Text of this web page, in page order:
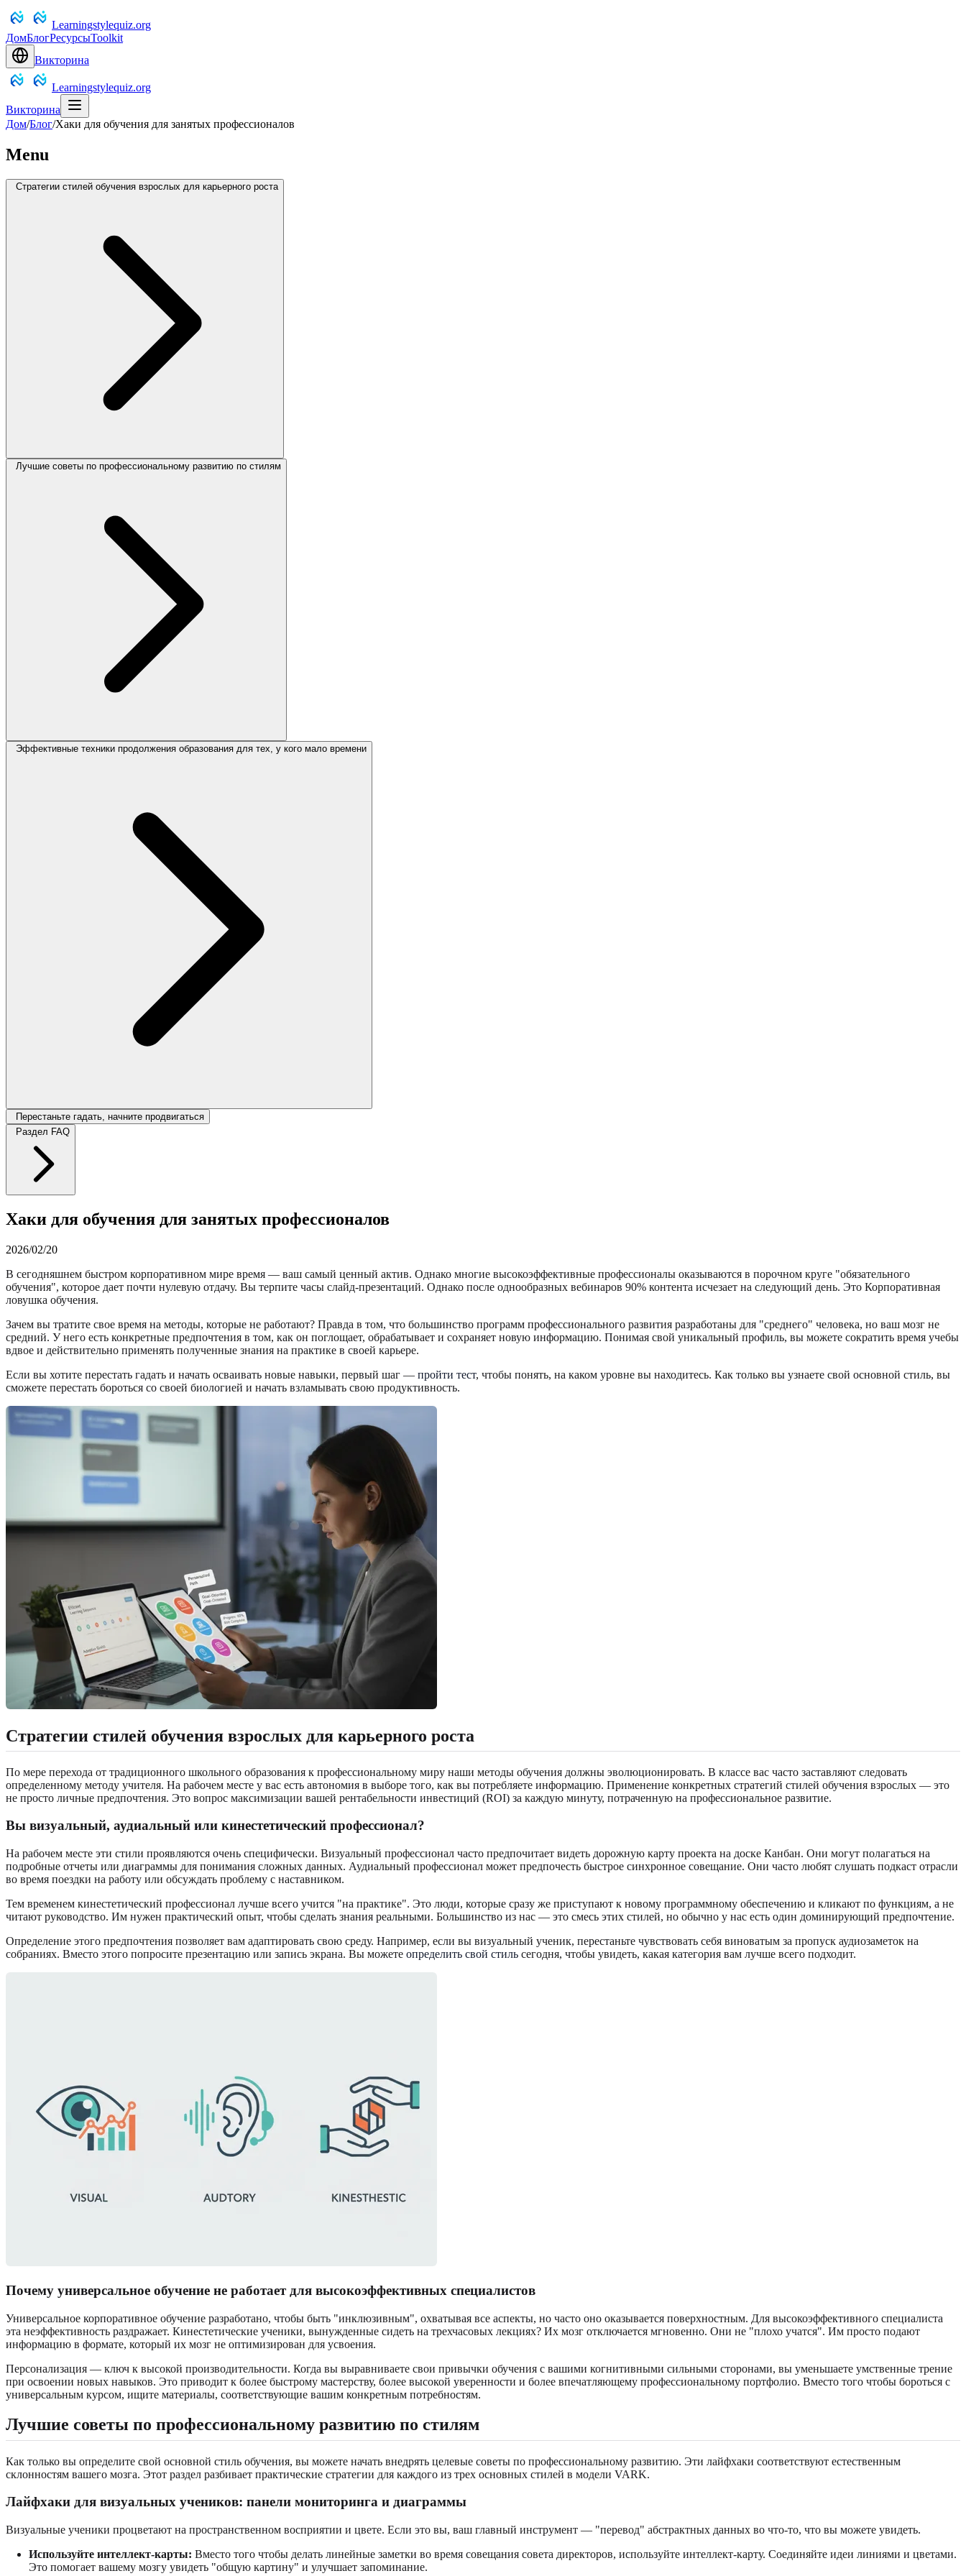
Learningstylequiz.org
ДомБлогРесурсыToolkit
Викторина
Learningstylequiz.org
Викторина
Дом/Блог/Хаки для обучения для занятых профессионалов
Menu
Стратегии стилей обучения взрослых для карьерного роста
Лучшие советы по профессиональному развитию по стилям
Эффективные техники продолжения образования для тех, у кого мало времени
Перестаньте гадать, начните продвигаться
Раздел FAQ
Хаки для обучения для занятых профессионалов
2026/02/20
В сегодняшнем быстром корпоративном мире время — ваш самый ценный актив. Однако многие высокоэффективные профессионалы оказываются в порочном круге "обязательного
обучения", которое дает почти нулевую отдачу. Вы терпите часы слайд-презентаций. Однако после однообразных вебинаров 90% контента исчезает на следующий день. Это Корпоративная
ловушка обучения.
Зачем вы тратите свое время на методы, которые не работают? Правда в том, что большинство программ профессионального развития разработаны для "среднего" человека, но ваш мозг не
средний. У него есть конкретные предпочтения в том, как он поглощает, обрабатывает и сохраняет новую информацию. Понимая свой уникальный профиль, вы можете сократить время учебы
вдвое и действительно применять полученные знания на практике в своей карьере.
Если вы хотите перестать гадать и начать осваивать новые навыки, первый шаг — пройти тест, чтобы понять, на каком уровне вы находитесь. Как только вы узнаете свой основной стиль, вы
сможете перестать бороться со своей биологией и начать взламывать свою продуктивность.
Стратегии стилей обучения взрослых для карьерного роста
По мере перехода от традиционного школьного образования к профессиональному миру наши методы обучения должны эволюционировать. В классе вас часто заставляют следовать
определенному методу учителя. На рабочем месте у вас есть автономия в выборе того, как вы потребляете информацию. Применение конкретных стратегий стилей обучения взрослых — это
не просто личные предпочтения. Это вопрос максимизации вашей рентабельности инвестиций (ROI) за каждую минуту, потраченную на профессиональное развитие.
Вы визуальный, аудиальный или кинестетический профессионал?
На рабочем месте эти стили проявляются очень специфически. Визуальный профессионал часто предпочитает видеть дорожную карту проекта на доске Канбан. Они могут полагаться на
подробные отчеты или диаграммы для понимания сложных данных. Аудиальный профессионал может предпочесть быстрое синхронное совещание. Они часто любят слушать подкаст отрасли
во время поездки на работу или обсуждать проблему с наставником.
Тем временем кинестетический профессионал лучше всего учится "на практике". Это люди, которые сразу же приступают к новому программному обеспечению и кликают по функциям, а не
читают руководство. Им нужен практический опыт, чтобы сделать знания реальными. Большинство из нас — это смесь этих стилей, но обычно у нас есть один доминирующий предпочтение.
Определение этого предпочтения позволяет вам адаптировать свою среду. Например, если вы визуальный ученик, перестаньте чувствовать себя виноватым за пропуск аудиозаметок на
собраниях. Вместо этого попросите презентацию или запись экрана. Вы можете определить свой стиль сегодня, чтобы увидеть, какая категория вам лучше всего подходит.
Почему универсальное обучение не работает для высокоэффективных специалистов
Универсальное корпоративное обучение разработано, чтобы быть "инклюзивным", охватывая все аспекты, но часто оно оказывается поверхностным. Для высокоэффективного специалиста
эта неэффективность раздражает. Кинестетические ученики, вынужденные сидеть на трехчасовых лекциях? Их мозг отключается мгновенно. Они не "плохо учатся". Им просто подают
информацию в формате, который их мозг не оптимизирован для усвоения.
Персонализация — ключ к высокой производительности. Когда вы выравниваете свои привычки обучения с вашими когнитивными сильными сторонами, вы уменьшаете умственные трение
при освоении новых навыков. Это приводит к более быстрому мастерству, более высокой уверенности и более впечатляющему профессиональному портфолио. Вместо того чтобы бороться с
универсальным курсом, ищите материалы, соответствующие вашим конкретным потребностям.
Лучшие советы по профессиональному развитию по стилям
Как только вы определите свой основной стиль обучения, вы можете начать внедрять целевые советы по профессиональному развитию. Эти лайфхаки соответствуют естественным
склонностям вашего мозга. Этот раздел разбивает практические стратегии для каждого из трех основных стилей в модели VARK.
Лайфхаки для визуальных учеников: панели мониторинга и диаграммы
Визуальные ученики процветают на пространственном восприятии и цвете. Если это вы, ваш главный инструмент — "перевод" абстрактных данных во что-то, что вы можете увидеть.
Используйте интеллект-карты: Вместо того чтобы делать линейные заметки во время совещания совета директоров, используйте интеллект-карту. Соединяйте идеи линиями и цветами.
Это помогает вашему мозгу увидеть "общую картину" и улучшает запоминание.